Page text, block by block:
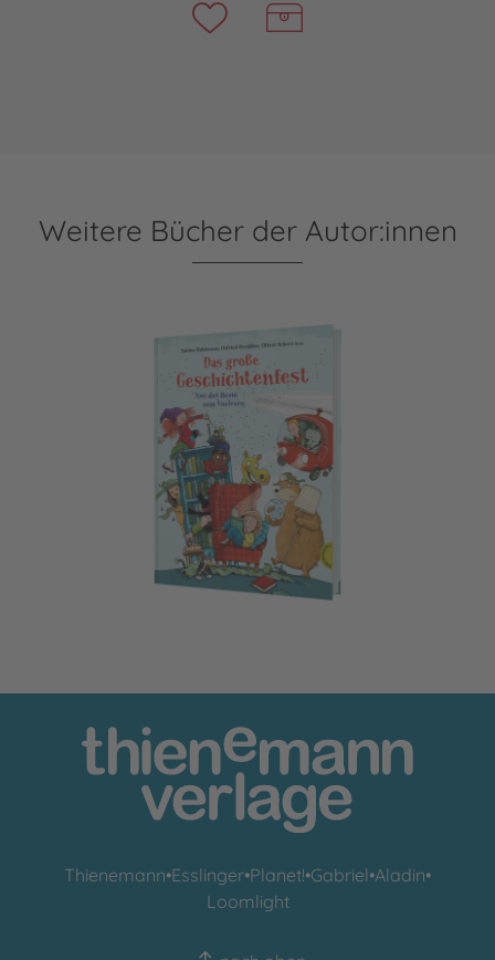
Weitere Bücher der Autor:innen
Das große Geschichtenfest
Thienemann•Esslinger•Planet!•Gabriel•Aladin•
Loomlight